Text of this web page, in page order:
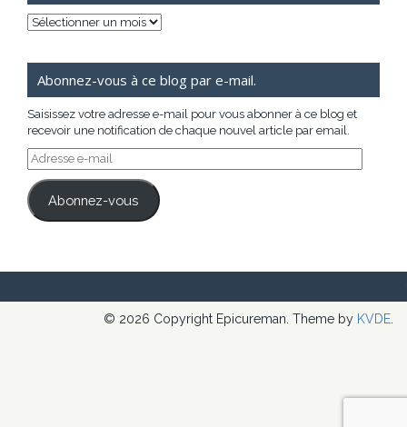
Archives
Abonnez-vous à ce blog par e-mail.
Saisissez votre adresse e-mail pour vous abonner à ce blog et
recevoir une notification de chaque nouvel article par email.
Adresse
e-
mail
Abonnez-vous
© 2026 Copyright Epicureman. Theme by KVDE.